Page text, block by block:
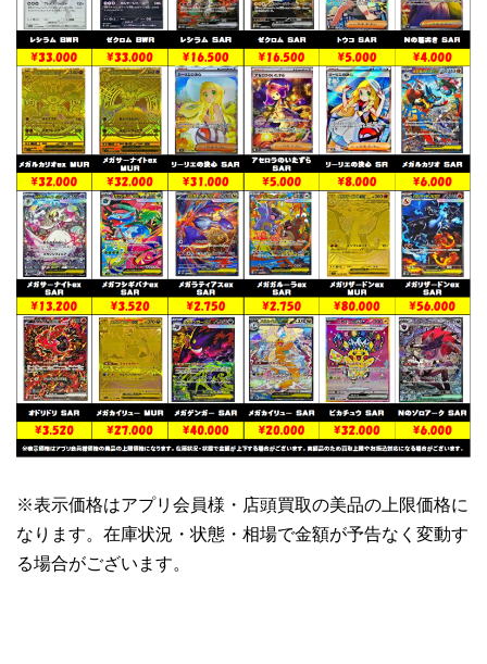
※表示価格はアプリ会員様・店頭買取の美品の上限価格に
なります。在庫状況・状態・相場で金額が予告なく変動す
る場合がございます。